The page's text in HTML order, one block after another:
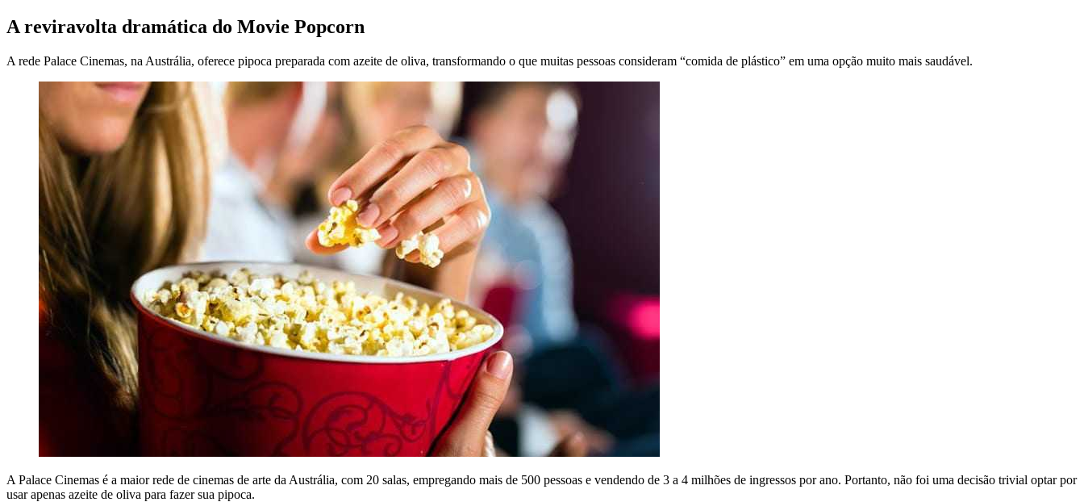
A reviravolta dramática do Movie Popcorn
A rede Palace Cinemas, na Austrália, oferece pipoca preparada com azeite de oliva, transformando o que muitas pessoas consideram “comida de plástico” em uma opção muito mais saudável.
A Palace Cinemas é a maior rede de cinemas de arte da Austrália, com 20 salas, empregando mais de 500 pessoas e vendendo de 3 a 4 milhões de ingressos por ano. Portanto, não foi uma decisão trivial optar por
usar apenas azeite de oliva para fazer sua pipoca.